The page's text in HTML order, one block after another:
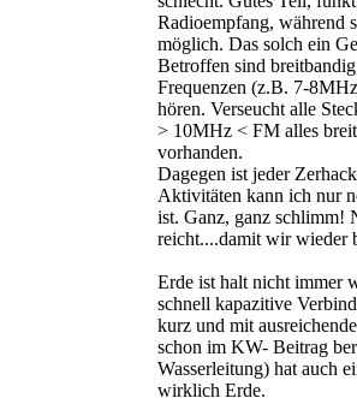
Radioempfang, während
möglich. Das solch ein
Betroffen sind
Frequenzen (z.B. 7-
hören. Verseucht alle
> 10MHz < FM alles
vorhanden.
Dagegen ist jeder
Aktivitäten kann ich nur
ist. Ganz, ganz schlimm!
reicht....damit wir wieder
Erde ist halt nicht immer
schnell kapazitive
kurz und mit
schon im KW- Beitrag
Wasserleitung) hat auch
wirklich Erde.